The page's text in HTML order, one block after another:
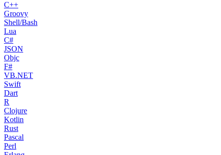
C++
Groovy
Shell/Bash
Lua
C#
JSON
Objc
F#
VB.NET
Swift
Dart
R
Clojure
Kotlin
Rust
Pascal
Perl